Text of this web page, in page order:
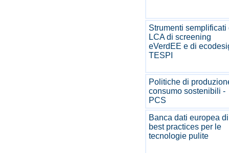
Strumenti semplificati
LCA di screening
eVerdEE e di
TESPI
Politiche di
consumo sostenibili -
PCS
Banca dati europea di
best practices per le
tecnologie pulite